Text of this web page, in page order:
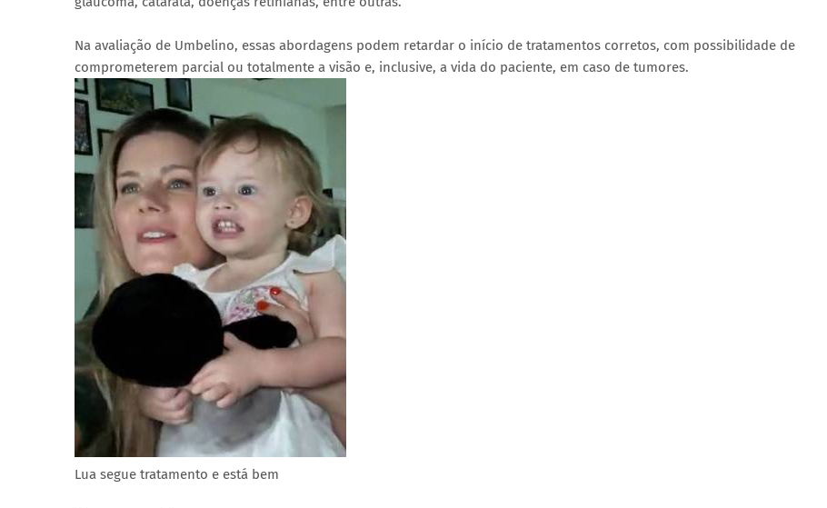
Na avaliação de Umbelino, essas abordagens podem retardar o início de tratamentos corretos, com possibilidade de
comprometerem parcial ou totalmente a visão e, inclusive, a vida do paciente, em caso de tumores.
Lua segue tratamento e está bem